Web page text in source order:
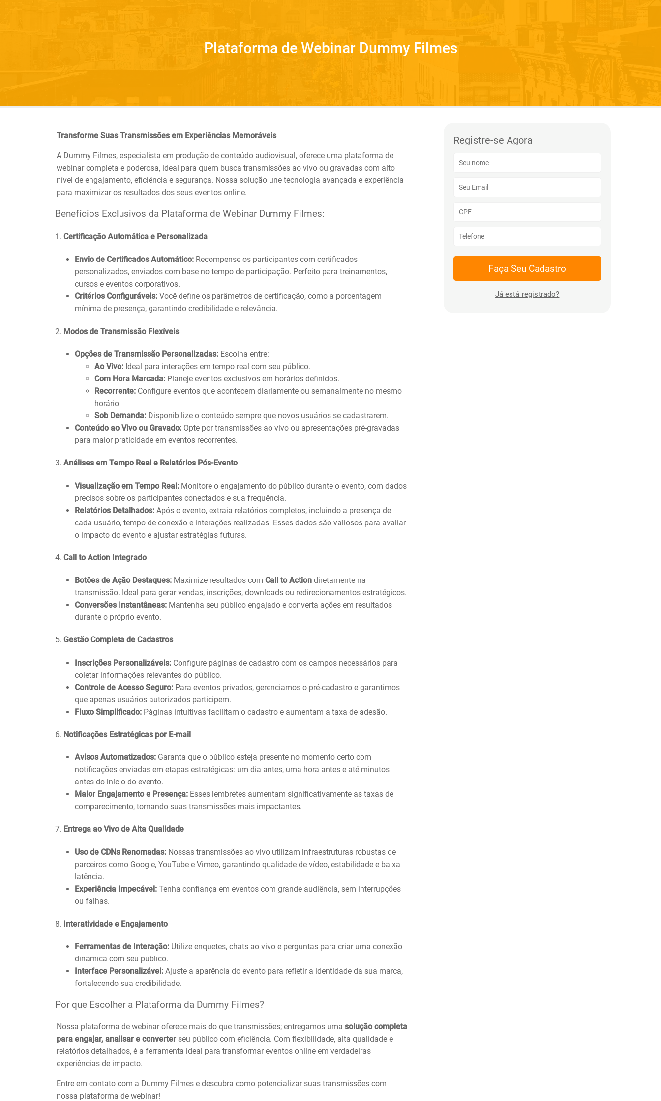
Plataforma de Webinar Dummy Filmes
Transforme Suas Transmissões em Experiências Memoráveis
A Dummy Filmes, especialista em produção de conteúdo audiovisual, oferece uma plataforma de
webinar completa e poderosa, ideal para quem busca transmissões ao vivo ou gravadas com alto
nível de engajamento, eficiência e segurança. Nossa solução une tecnologia avançada e experiência
para maximizar os resultados dos seus eventos online.
Benefícios Exclusivos da Plataforma de Webinar Dummy Filmes:
1. Certificação Automática e Personalizada
Envio de Certificados Automático: Recompense os participantes com certificados
personalizados, enviados com base no tempo de participação. Perfeito para treinamentos,
cursos e eventos corporativos.
Critérios Configuráveis: Você define os parâmetros de certificação, como a porcentagem
mínima de presença, garantindo credibilidade e relevância.
2. Modos de Transmissão Flexíveis
Opções de Transmissão Personalizadas: Escolha entre:
Ao Vivo: Ideal para interações em tempo real com seu público.
Com Hora Marcada: Planeje eventos exclusivos em horários definidos.
Recorrente: Configure eventos que acontecem diariamente ou semanalmente no mesmo
horário.
Sob Demanda: Disponibilize o conteúdo sempre que novos usuários se cadastrarem.
Conteúdo ao Vivo ou Gravado: Opte por transmissões ao vivo ou apresentações pré-gravadas
para maior praticidade em eventos recorrentes.
3. Análises em Tempo Real e Relatórios Pós-Evento
Visualização em Tempo Real: Monitore o engajamento do público durante o evento, com dados
precisos sobre os participantes conectados e sua frequência.
Relatórios Detalhados: Após o evento, extraia relatórios completos, incluindo a presença de
cada usuário, tempo de conexão e interações realizadas. Esses dados são valiosos para avaliar
o impacto do evento e ajustar estratégias futuras.
4. Call to Action Integrado
Botões de Ação Destaques: Maximize resultados com Call to Action diretamente na
transmissão. Ideal para gerar vendas, inscrições, downloads ou redirecionamentos estratégicos.
Conversões Instantâneas: Mantenha seu público engajado e converta ações em resultados
durante o próprio evento.
5. Gestão Completa de Cadastros
Inscrições Personalizáveis: Configure páginas de cadastro com os campos necessários para
coletar informações relevantes do público.
Controle de Acesso Seguro: Para eventos privados, gerenciamos o pré-cadastro e garantimos
que apenas usuários autorizados participem.
Fluxo Simplificado: Páginas intuitivas facilitam o cadastro e aumentam a taxa de adesão.
6. Notificações Estratégicas por E-mail
Avisos Automatizados: Garanta que o público esteja presente no momento certo com
notificações enviadas em etapas estratégicas: um dia antes, uma hora antes e até minutos
antes do início do evento.
Maior Engajamento e Presença: Esses lembretes aumentam significativamente as taxas de
comparecimento, tornando suas transmissões mais impactantes.
7. Entrega ao Vivo de Alta Qualidade
Uso de CDNs Renomadas: Nossas transmissões ao vivo utilizam infraestruturas robustas de
parceiros como Google, YouTube e Vimeo, garantindo qualidade de vídeo, estabilidade e baixa
latência.
Experiência Impecável: Tenha confiança em eventos com grande audiência, sem interrupções
ou falhas.
8. Interatividade e Engajamento
Ferramentas de Interação: Utilize enquetes, chats ao vivo e perguntas para criar uma conexão
dinâmica com seu público.
Interface Personalizável: Ajuste a aparência do evento para refletir a identidade da sua marca,
fortalecendo sua credibilidade.
Por que Escolher a Plataforma da Dummy Filmes?
Nossa plataforma de webinar oferece mais do que transmissões; entregamos umasolução completa
para engajar, analisar e converter seu público com eficiência. Com flexibilidade, alta qualidade e
relatórios detalhados, é a ferramenta ideal para transformar eventos online em verdadeiras
experiências de impacto.
Entre em contato com a Dummy Filmes e descubra como potencializar suas transmissões com
nossa plataforma de webinar!
Registre-se Agora
Faça Seu Cadastro
Já está registrado?